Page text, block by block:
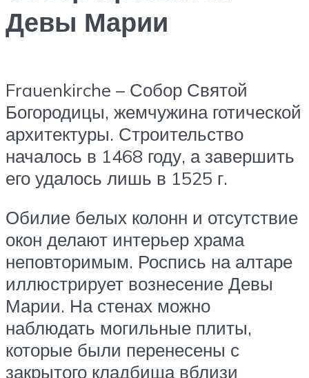
Девы Марии
Frauenkirche – Собор Святой
Богородицы, жемчужина готической
архитектуры. Строительство
началось в 1468 году, а завершить
его удалось лишь в 1525 г.
Обилие белых колонн и отсутствие
окон делают интерьер храма
неповторимым. Роспись на алтаре
иллюстрирует вознесение Девы
Марии. На стенах можно
наблюдать могильные плиты,
которые были перенесены с
закрытого кладбища вблизи